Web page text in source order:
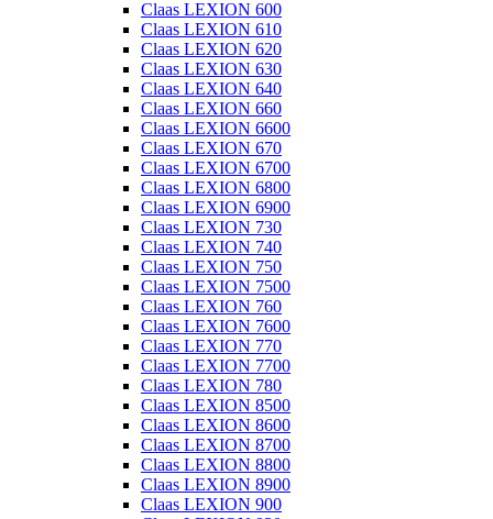
Claas LEXION 600
Claas LEXION 610
Claas LEXION 620
Claas LEXION 630
Claas LEXION 640
Claas LEXION 660
Claas LEXION 6600
Claas LEXION 670
Claas LEXION 6700
Claas LEXION 6800
Claas LEXION 6900
Claas LEXION 730
Claas LEXION 740
Claas LEXION 750
Claas LEXION 7500
Claas LEXION 760
Claas LEXION 7600
Claas LEXION 770
Claas LEXION 7700
Claas LEXION 780
Claas LEXION 8500
Claas LEXION 8600
Claas LEXION 8700
Claas LEXION 8800
Claas LEXION 8900
Claas LEXION 900